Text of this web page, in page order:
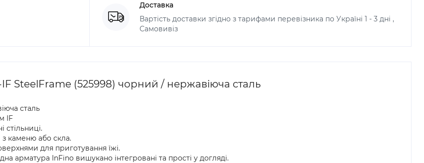
Доставка
Вартість доставки згідно з тарифами перевізника по Україні 1 - 3 дні ,
Самовивіз
SteelFrame (525998) чорний / нержавіюча сталь
сталь
IF
стільниці.
каменю або скла.
для приготування їжі.
арматура InFino вишукано інтегровані та прості у догляді.